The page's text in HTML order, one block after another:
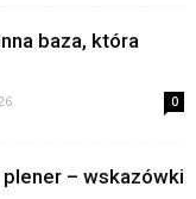
baza, która
0
– wskazówki